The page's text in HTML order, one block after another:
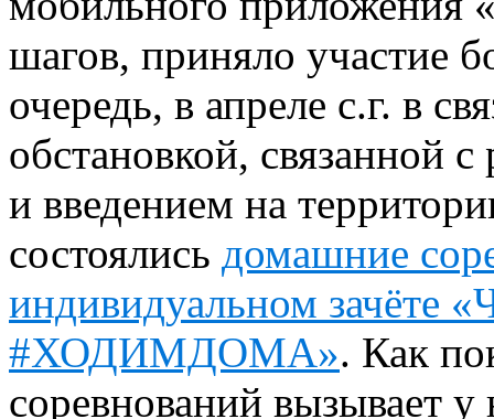
шагов, приняло участие
очередь, в апреле с.г. в
обстановкой, связанной
и введением на
состоялись домашние
индивидуальном зачёте
#ХОДИМДОМА». Как
соревнований вызывает